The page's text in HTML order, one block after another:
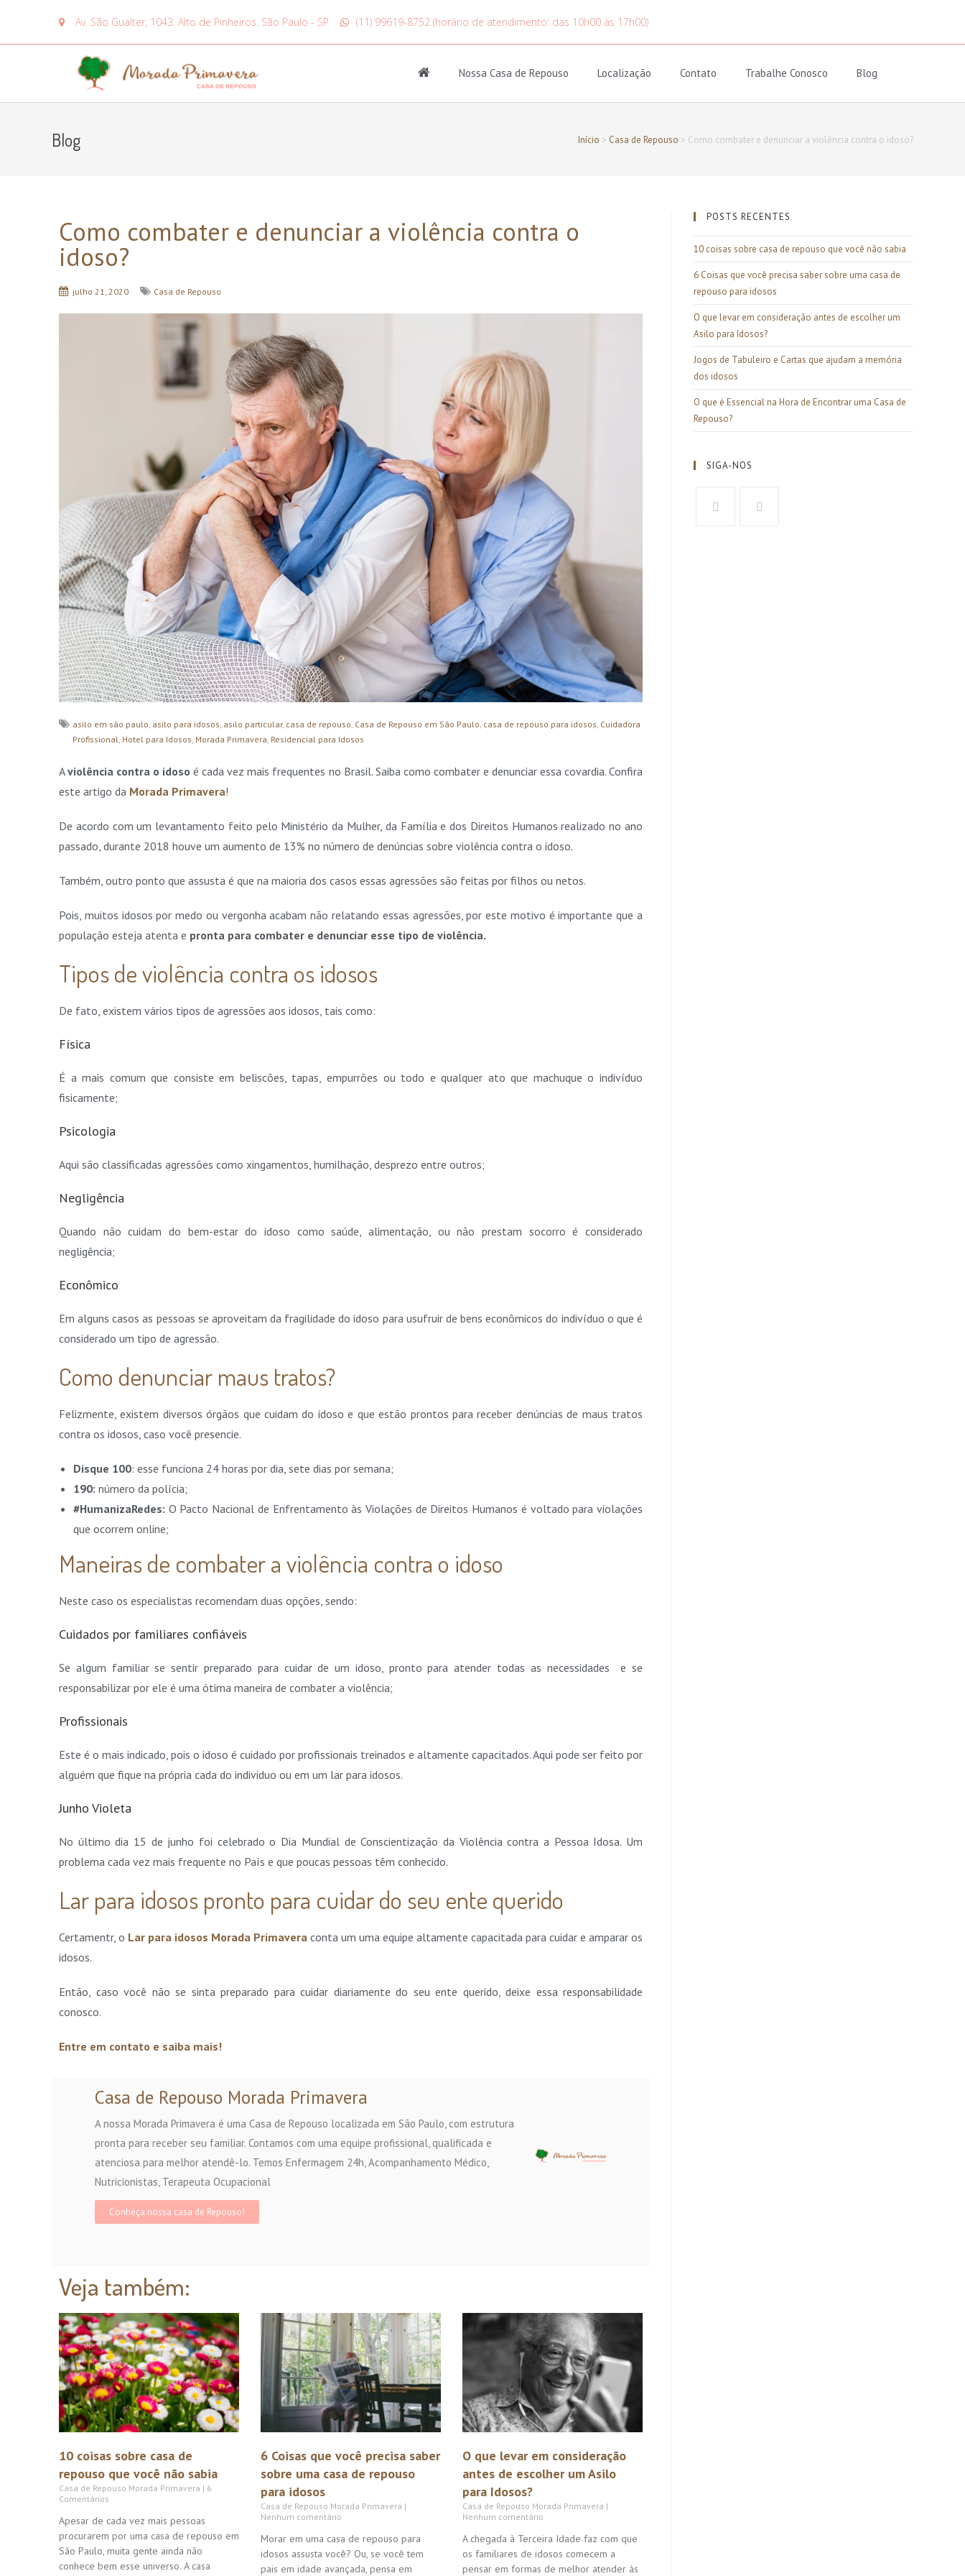
Av. São Gualter, 1043. Alto de Pinheiros. São Paulo - SP (11) 99619-8752 (horário de atendimento: das 10h00 às 17h00)
Nossa Casa de Repouso Localização Contato Trabalhe Conosco Blog
Blog Início > Casa de Repouso > Como combater e denunciar a violência contra o idoso?
Como combater e denunciar a violência contra o
idoso?
julho 21, 2020 Casa de Repouso
asilo em são paulo, asilo para idosos, asilo particular, casa de repouso, Casa de Repouso em São Paulo, casa de repouso para idosos, Cuidadora
Profissional, Hotel para Idosos, Morada Primavera, Residencial para Idosos
Aviolência contra o idoso é cada vez mais frequentes no Brasil. Saiba como combater e denunciar essa covardia. Confira
este artigo da Morada Primavera!
De acordo com um levantamento feito pelo Ministério da Mulher, da Família e dos Direitos Humanos realizado no ano
passado, durante 2018 houve um aumento de 13% no número de denúncias sobre violência contra o idoso.
Também, outro ponto que assusta é que na maioria dos casos essas agressões são feitas por filhos ou netos.
Pois, muitos idosos por medo ou vergonha acabam não relatando essas agressões, por este motivo é importante que a
população esteja atenta e pronta para combater e denunciar esse tipo de violência.
Tipos de violência contra os idosos
De fato, existem vários tipos de agressões aos idosos, tais como:
Física
É a mais comum que consiste em beliscões, tapas, empurrões ou todo e qualquer ato que machuque o indivíduo
fisicamente;
Psicologia
Aqui são classificadas agressões como xingamentos, humilhação, desprezo entre outros;
Negligência
Quando não cuidam do bem-estar do idoso como saúde, alimentação, ou não prestam socorro é considerado
negligência;
Econômico
Em alguns casos as pessoas se aproveitam da fragilidade do idoso para usufruir de bens econômicos do indivíduo o que é
considerado um tipo de agressão.
Como denunciar maus tratos?
Felizmente, existem diversos órgãos que cuidam do idoso e que estão prontos para receber denúncias de maus tratos
contra os idosos, caso você presencie.
Disque 100: esse funciona 24 horas por dia, sete dias por semana;
190: número da polícia;
#HumanizaRedes: O Pacto Nacional de Enfrentamento às Violações de Direitos Humanos é voltado para violações
que ocorrem online;
Maneiras de combater a violência contra o idoso
Neste caso os especialistas recomendam duas opções, sendo:
Cuidados por familiares confiáveis
Se algum familiar se sentir preparado para cuidar de um idoso, pronto para atender todas as necessidades e se
responsabilizar por ele é uma ótima maneira de combater a violência;
Profissionais
Este é o mais indicado, pois o idoso é cuidado por profissionais treinados e altamente capacitados. Aqui pode ser feito por
alguém que fique na própria cada do individuo ou em um lar para idosos.
Junho Violeta
No último dia 15 de junho foi celebrado o Dia Mundial de Conscientização da Violência contra a Pessoa Idosa. Um
problema cada vez mais frequente no País e que poucas pessoas têm conhecido.
Lar para idosos pronto para cuidar do seu ente querido
Certamentr, o Lar para idosos Morada Primavera conta um uma equipe altamente capacitada para cuidar e amparar os
idosos.
Então, caso você não se sinta preparado para cuidar diariamente do seu ente querido, deixe essa responsabilidade
conosco.
Entre em contato e saiba mais!
Casa de Repouso Morada Primavera
A nossa Morada Primavera é uma Casa de Repouso localizada em São Paulo, com estrutura
pronta para receber seu familiar. Contamos com uma equipe profissional, qualificada e
atenciosa para melhor atendê-lo. Temos Enfermagem 24h, Acompanhamento Médico,
Nutricionistas, Terapeuta Ocupacional
Conheça nossa casa de Repouso!
Veja também:
10 coisas sobre casa de
repouso que você não sabia
Casa de Repouso Morada Primavera
6
Comentários
Apesar de cada vez mais pessoas
procurarem por uma casa de repouso em
São Paulo, muita gente ainda não
conhece bem esse universo. A casa
6 Coisas que você precisa saber
sobre uma casa de repouso
para idosos
Casa de Repouso Morada Primavera
Nenhum comentário
Morar em uma casa de repouso para
idosos assusta você? Ou, se você tem
pais em idade avançada, pensa em
O que levar em consideração
antes de escolher um Asilo
para Idosos?
Casa de Repouso Morada Primavera
Nenhum comentário
A chegada à Terceira Idade faz com que
os familiares de idosos comecem a
pensar em formas de melhor atender às
POSTS RECENTES
10 coisas sobre casa de repouso que você não sabia
6 Coisas que você precisa saber sobre uma casa de
repouso para idosos
O que levar em consideração antes de escolher um
Asilo para Idosos?
Jogos de Tabuleiro e Cartas que ajudam a memória
dos idosos
O que é Essencial na Hora de Encontrar uma Casa de
Repouso?
SIGA-NOS